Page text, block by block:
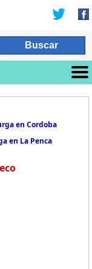
en Cordoba
en La Penca